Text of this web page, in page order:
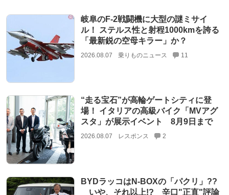
岐阜のF-2戦闘機に大型の謎ミサイ
ル！ ステルス性と射程1000kmを誇る
「最新鋭の空母キラー」か？
2026.08.07 乗りものニュース 11
“走る宝石”が高輪ゲートシティに登
場！ イタリアの高級バイク「MVアグ
スタ」が展示イベント 8月9日まで
2026.08.07 レスポンス 2
BYDラッコはN-BOXの「パクリ」??
いや、それ以上!? 辛口"正直"評論